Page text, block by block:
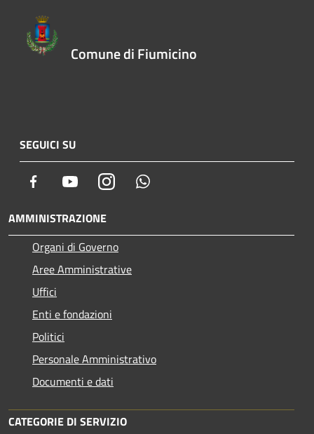
Comune di Fiumicino
SEGUICI SU
Facebook YoutubeInstagram
AMMINISTRAZIONE
Organi di Governo
Aree Amministrative
Uffici
Enti e fondazioni
Politici
Personale Amministrativo
Documenti e dati
CATEGORIE DI SERVIZIO